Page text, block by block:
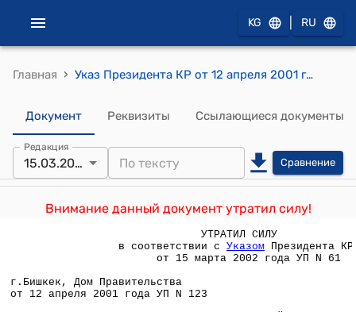
KG RU
Главная › Указ Президента КР от 12 апреля 2001 года УП №123 "Об изменении состава Комиссии по военно-техническому сотрудничеству Кыргызской Республики с иностранными государствами "
Документ Реквизиты Ссылающиеся документы
Редакция
15.03.2002 Сравнение
Внимание данный документ утратил силу!